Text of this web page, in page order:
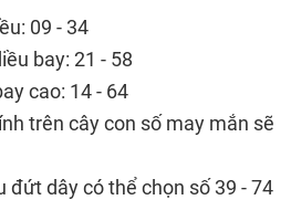
09 - 34
bay: 21 - 58
cao: 14 - 64
trên cây con số may mắn sẽ
đứt dây có thể chọn số 39 - 74